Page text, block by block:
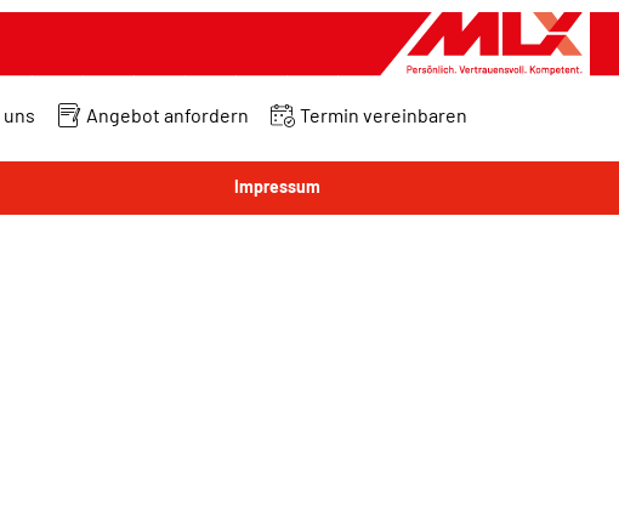
Angebot anfordern Termin vereinbaren
Impressum